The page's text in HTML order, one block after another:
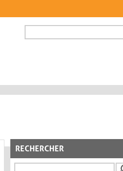
FORMULAIRE DE
RECHERCHER